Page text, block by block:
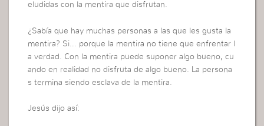
eludidas con la mentira que disfrutan.
¿Sabía que hay muchas personas a las que les gusta la
mentira? Si… porque la mentira no tiene que enfrentar l
a verdad. Con la mentira puede suponer algo bueno, cu
ando en realidad no disfruta de algo bueno. La persona
s termina siendo esclava de la mentira.
Jesús dijo así: